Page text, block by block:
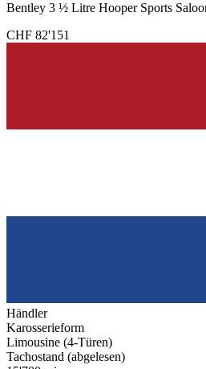
Bentley 3 ½ Litre Hooper Sports
CHF 82'151
Händler
Karosserieform
Limousine (4-Türen)
Tachostand (abgelesen)